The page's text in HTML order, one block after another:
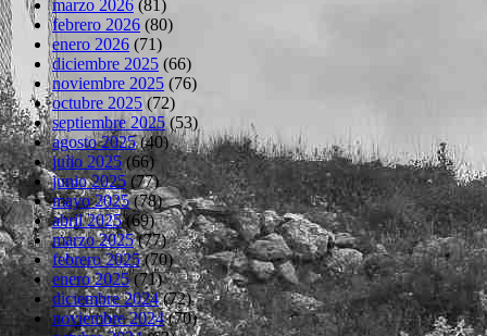
marzo 2026 (81)
febrero 2026 (80)
enero 2026 (71)
diciembre 2025 (66)
noviembre 2025 (76)
octubre 2025(72)
septiembre 2025(53)
agosto 2025(40)
julio 2025(66)
junio 2025 (77)
mayo 2025(78)
abril 2025(69)
marzo 2025(77)
febrero 2025(70)
enero 2025(71)
diciembre 2024(72)
noviembre 2024(70)